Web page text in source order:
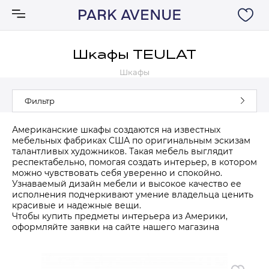
Ковры
Мебель
Свет
Акции
Шкафы TEULAT
Шкафы
Фильтр
Американские шкафы создаются на известных
мебельных фабриках США по оригинальным эскизам
талантливых художников. Такая мебель выглядит
респектабельно, помогая создать интерьер, в котором
можно чувствовать себя уверенно и спокойно.
Узнаваемый дизайн мебели и высокое качество ее
исполнения подчеркивают умение владельца ценить
красивые и надежные вещи.
Чтобы купить предметы интерьера из Америки,
оформляйте заявки на сайте нашего магазина